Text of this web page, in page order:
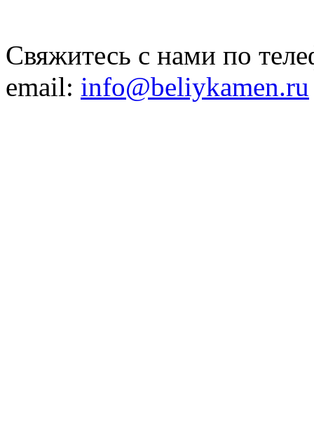
Свяжитесь с нами по
email: info@beliykamen.ru